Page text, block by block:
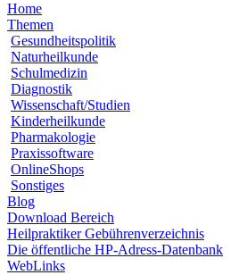
Home
Themen
Gesundheitspolitik
Naturheilkunde
Schulmedizin
Diagnostik
Wissenschaft/Studien
Kinderheilkunde
Pharmakologie
Praxissoftware
OnlineShops
Sonstiges
Blog
Download Bereich
Heilpraktiker Gebührenverzeichnis
Die öffentliche HP-Adress-Datenbank
WebLinks